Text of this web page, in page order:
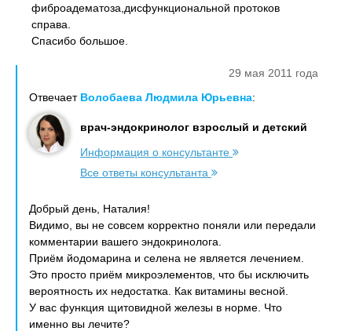
фиброадематоза,дисфункциональной протоков
справа.
Спасибо большое.
29 мая 2011 года
Отвечает Волобаева Людмила Юрьевна:
врач-эндокринолог взрослый и детский
Информация о консультанте
Все ответы консультанта
Добрый день, Наталия!
Видимо, вы не совсем корректно поняли или передали
комментарии вашего эндокринолога.
Приём йодомарина и селена не является лечением.
Это просто приём микроэлементов, что бы исключить
вероятность их недостатка. Как витамины весной.
У вас функция щитовидной железы в норме. Что
именно вы лечите?